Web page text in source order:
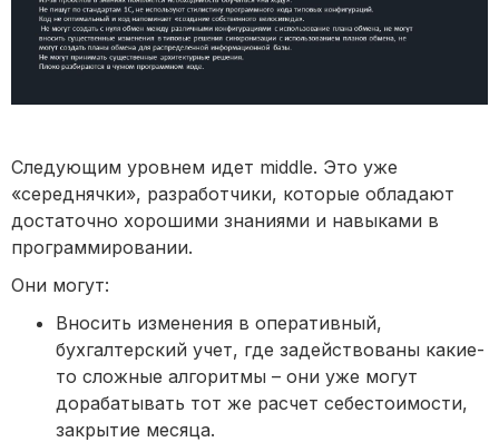
Следующим уровнем идет middle. Это уже
«середнячки», разработчики, которые обладают
достаточно хорошими знаниями и навыками в
программировании.
Они могут:
Вносить изменения в оперативный,
бухгалтерский учет, где задействованы какие-
то сложные алгоритмы – они уже могут
дорабатывать тот же расчет себестоимости,
закрытие месяца.